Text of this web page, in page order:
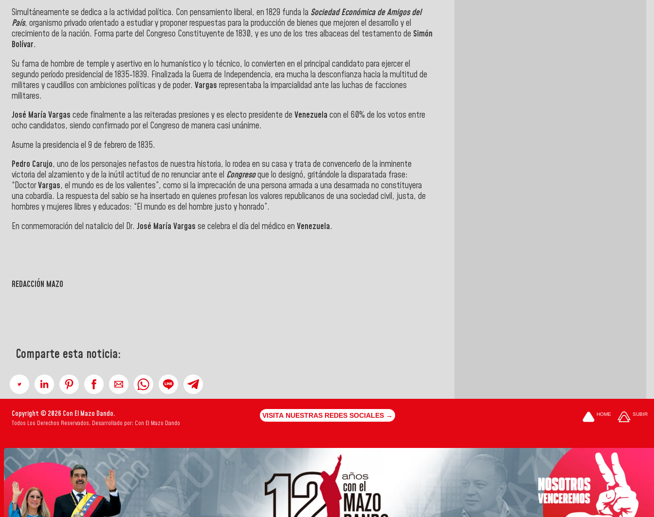
Simultáneamente se dedica a la actividad política. Con pensamiento liberal, en 1829 funda la Sociedad Económica de Amigos del
País, organismo privado orientado a estudiar y proponer respuestas para la producción de bienes que mejoren el desarrollo y el
crecimiento de la nación. Forma parte del Congreso Constituyente de 1830, y es uno de los tres albaceas del testamento de Simón
Bolívar.
Su fama de hombre de temple y asertivo en lo humanístico y lo técnico, lo convierten en el principal candidato para ejercer el
segundo período presidencial de 1835-1839. Finalizada la Guerra de Independencia, era mucha la desconfianza hacia la multitud de
militares y caudillos con ambiciones políticas y de poder. Vargas representaba la imparcialidad ante las luchas de facciones
militares.
José María Vargas cede finalmente a las reiteradas presiones y es electo presidente de Venezuela con el 60% de los votos entre
ocho candidatos, siendo confirmado por el Congreso de manera casi unánime.
Asume la presidencia el 9 de febrero de 1835.
Pedro Carujo, uno de los personajes nefastos de nuestra historia, lo rodea en su casa y trata de convencerlo de la inminente
victoria del alzamiento y de la inútil actitud de no renunciar ante el Congresoque lo designó, gritándole la disparatada frase:
“DoctorVargas, el mundo es de los valientes”, como si la imprecación de una persona armada a una desarmada no constituyera
una cobardía. La respuesta del sabio se ha insertado en quienes profesan los valores republicanos de una sociedad civil, justa, de
hombres y mujeres libres y educados: “El mundo es del hombre justo y honrado”.
En conmemoración del natalicio del Dr. José María Vargas se celebra el día del médico en Venezuela.
REDACCIÓN MAZO
Comparte esta noticia:
Copyright © 2026 Con El Mazo Dando.
Todos Los Derechos Reservados. Desarrollado por: Con El Mazo Dando
VISITA NUESTRAS REDES SOCIALES → HOME SUBIR